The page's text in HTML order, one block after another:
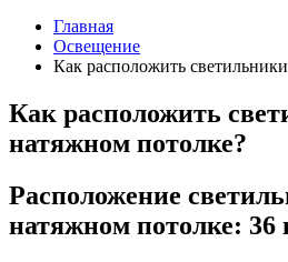
Главная
Освещение
Как расположить
Как расположить
натяжном потолке?
Расположение
натяжном потолке: 36